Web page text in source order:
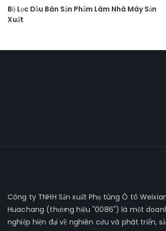
Bộ Lọc Dầu Bán Sản Phẩm Làm Nhà Máy Sản
Xuất
Công ty TNHH Sản xuất Phụ tùng Ô tô
Huachang (thương hiệu "0086") là một
nghiệp hiện đại về nghiên cứu và phát triển,